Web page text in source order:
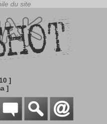
]
]